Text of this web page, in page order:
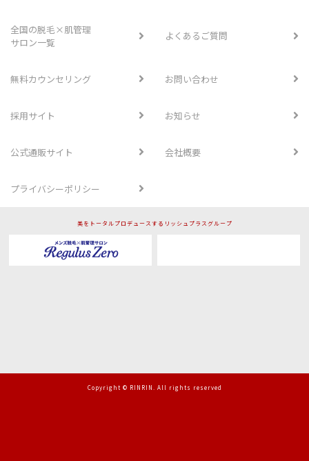
全国の脱毛×肌管理
サロン一覧
よくあるご質問
無料カウンセリング お問い合わせ
採用サイト お知らせ
公式通販サイト 会社概要
プライバシーポリシー
美をトータルプロデュースするリッシュプラスグループ
Copyright © RINRIN. All rights reserved